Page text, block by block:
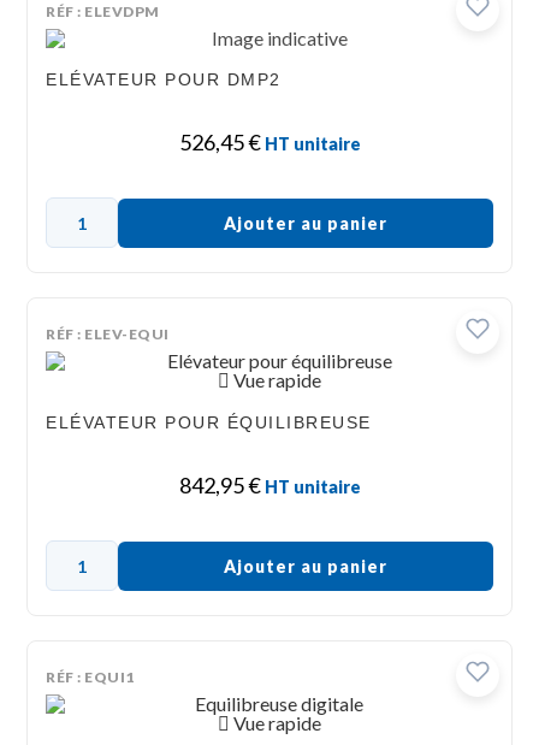
RÉF : ELEVDPM
ELÉVATEUR POUR DMP2
526,45€ HT unitaire
Ajouter au panier
RÉF : ELEV-EQUI
Vue rapide
ELÉVATEUR POUR ÉQUILIBREUSE
842,95€ HT unitaire
Ajouter au panier
RÉF : EQUI1
Vue rapide